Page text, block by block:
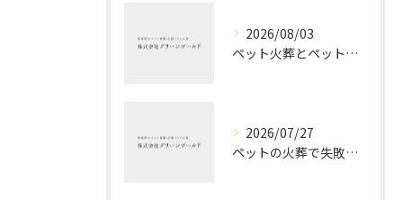
2026/08/03
ペット火葬とペット火葬後の愛媛県北宇和郡松野町で知っておきたい実務と費用比較ガイド
2026/07/27
ペットの火葬で失敗しない業者選択と後悔しないポイントを徹底解説